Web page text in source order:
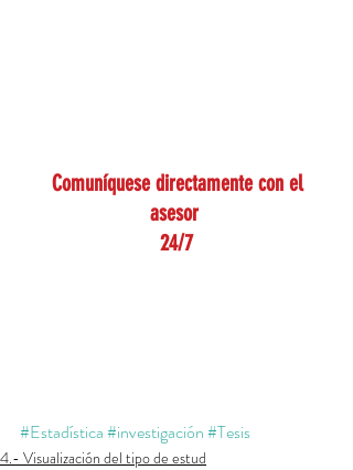
asesor
24/7
#Estadística#investigación#Tesis
4.- Visualización del tipo de estud